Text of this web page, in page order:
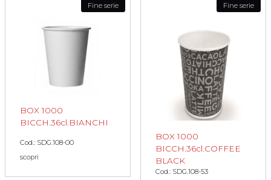
Fine serie
BOX 1000
BICCH.36cl.BIANCHI
Cod.: SDG.108-00
scopri
Fine serie
BOX 1000
BICCH.36cl.COFFEE
BLACK
Cod.: SDG.108-53